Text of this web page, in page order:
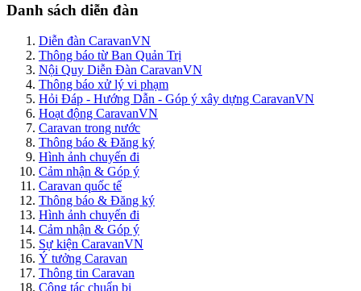
Danh sách diễn đàn
Diễn đàn CaravanVN
Thông báo từ Ban Quản Trị
Nội Quy Diễn Đàn CaravanVN
Thông báo xử lý vi phạm
Hỏi Đáp - Hướng Dẫn - Góp ý xây dựng CaravanVN
Hoạt động CaravanVN
Caravan trong nước
Thông báo & Đăng ký
Hình ảnh chuyến đi
Cảm nhận & Góp ý
Caravan quốc tế
Thông báo & Đăng ký
Hình ảnh chuyến đi
Cảm nhận & Góp ý
Sự kiện CaravanVN
Ý tưởng Caravan
Thông tin Caravan
Công tác chuẩn bị